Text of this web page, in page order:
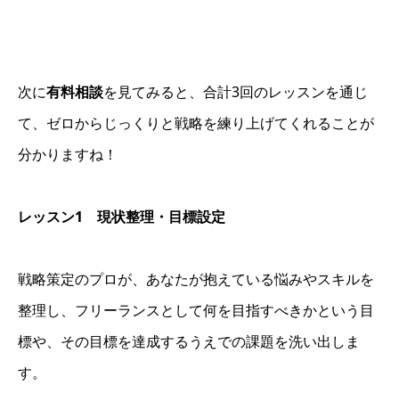
次に有料相談を見てみると、合計3回のレッスンを通じ
て、ゼロからじっくりと戦略を練り上げてくれることが
分かりますね！
レッスン1 現状整理・目標設定
戦略策定のプロが、あなたが抱えている悩みやスキルを
整理し、フリーランスとして何を目指すべきかという目
標や、その目標を達成するうえでの課題を洗い出しま
す。